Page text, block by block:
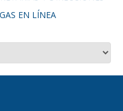
EN LÍNEA